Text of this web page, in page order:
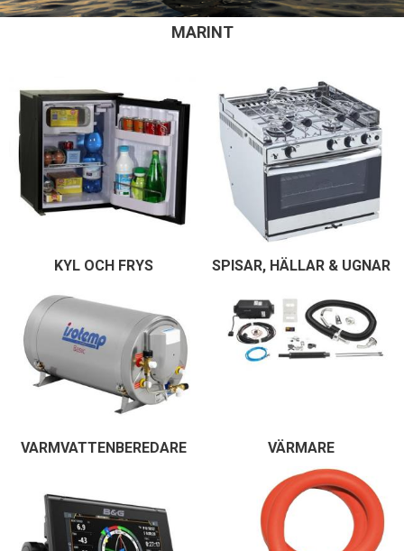
MARINT
KYL OCH FRYS SPISAR, HÄLLAR & UGNAR
VARMVATTENBEREDARE VÄRMARE